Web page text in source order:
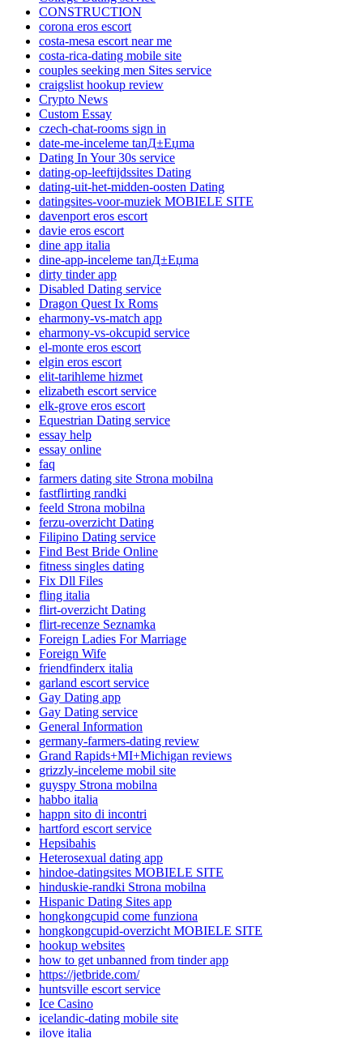
CONSTRUCTION
corona eros escort
costa-mesa escort near me
costa-rica-dating mobile site
couples seeking men Sites service
craigslist hookup review
Crypto News
Custom Essay
czech-chat-rooms sign in
date-me-inceleme tanД±Еџma
Dating In Your 30s service
dating-op-leeftijdssites Dating
dating-uit-het-midden-oosten Dating
datingsites-voor-muziek MOBIELE SITE
davenport eros escort
davie eros escort
dine app italia
dine-app-inceleme tanД±Еџma
dirty tinder app
Disabled Dating service
Dragon Quest Ix Roms
eharmony-vs-match app
eharmony-vs-okcupid service
el-monte eros escort
elgin eros escort
elit-tarihleme hizmet
elizabeth escort service
elk-grove eros escort
Equestrian Dating service
essay help
essay online
faq
farmers dating site Strona mobilna
fastflirting randki
feeld Strona mobilna
ferzu-overzicht Dating
Filipino Dating service
Find Best Bride Online
fitness singles dating
Fix Dll Files
fling italia
flirt-overzicht Dating
flirt-recenze Seznamka
Foreign Ladies For Marriage
Foreign Wife
friendfinderx italia
garland escort service
Gay Dating app
Gay Dating service
General Information
germany-farmers-dating review
Grand Rapids+MI+Michigan reviews
grizzly-inceleme mobil site
guyspy Strona mobilna
habbo italia
happn sito di incontri
hartford escort service
Hepsibahis
Heterosexual dating app
hindoe-datingsites MOBIELE SITE
hinduskie-randki Strona mobilna
Hispanic Dating Sites app
hongkongcupid come funziona
hongkongcupid-overzicht MOBIELE SITE
hookup websites
how to get unbanned from tinder app
https://jetbride.com/
huntsville escort service
Ice Casino
icelandic-dating mobile site
ilove italia